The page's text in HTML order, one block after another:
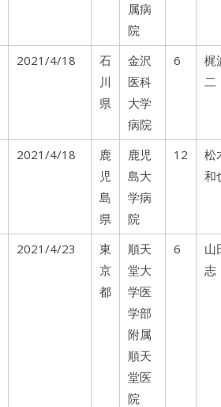
属病
院
2021/4/18
石
川
県
金沢
医科
大学
病院
6
梶
二
2021/4/18
鹿
児
島
県
鹿児
島大
学病
院
12
松
和
2021/4/23
東
京
都
順天
堂大
学医
学部
附属
順天
堂医
院
6
山
志